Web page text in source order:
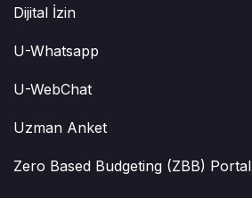
Dijital İzin
U-Whatsapp
U-WebChat
Uzman Anket
Zero Based Budgeting (ZBB) Portal